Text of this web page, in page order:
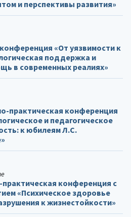
и перспективы развития»
«От уязвимости к
поддержка и
в современных реалиях»
практическая конференция
и педагогическое
к юбилеям Л.С.
практическая конференция с
«Психическое здоровье
к жизнестойкости»